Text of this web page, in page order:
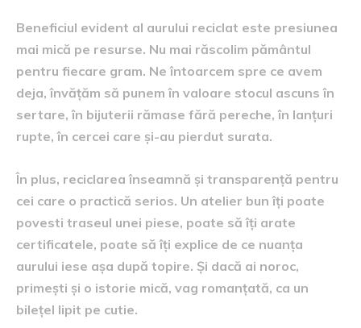
Beneficiul evident al aurului reciclat este presiunea
mai mică pe resurse. Nu mai răscolim pământul
pentru fiecare gram. Ne întoarcem spre ce avem
deja, învățăm să punem în valoare stocul ascuns în
sertare, în bijuterii rămase fără pereche, în lanțuri
rupte, în cercei care și-au pierdut surata.
În plus, reciclarea înseamnă și transparență pentru
cei care o practică serios. Un atelier bun îți poate
povesti traseul unei piese, poate să îți arate
certificatele, poate să îți explice de ce nuanța
aurului iese așa după topire. Și dacă ai noroc,
primești și o istorie mică, vag romanțată, ca un
bilețel lipit pe cutie.